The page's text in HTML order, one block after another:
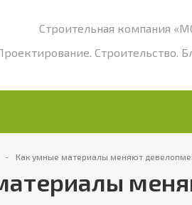
Строительная компания
Строительство.
Как умные материалы меняют